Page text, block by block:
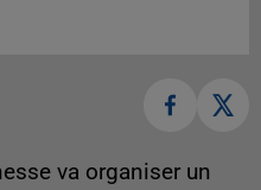
va organiser un